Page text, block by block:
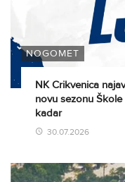
NOGOMET
NK Crikvenica
novu sezonu
kadar
30.07.2026